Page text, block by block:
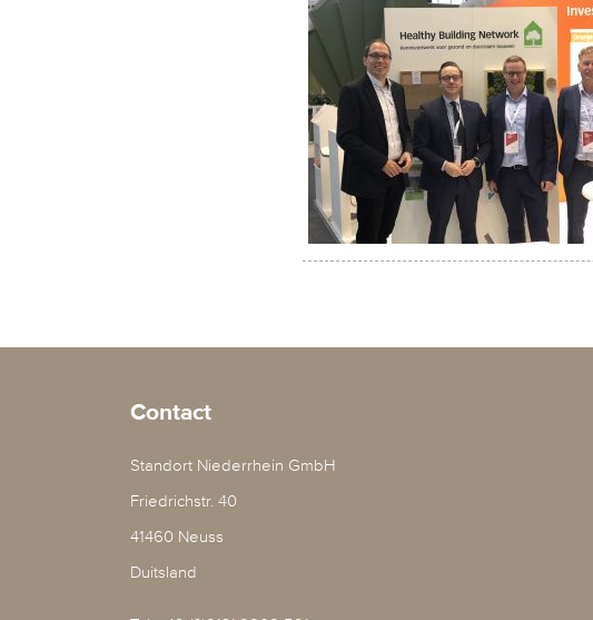
Contact
Standort Niederrhein GmbH
Friedrichstr. 40
41460 Neuss
Duitsland